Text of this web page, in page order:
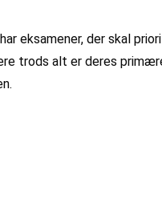
eksamener, der skal
trods alt er deres